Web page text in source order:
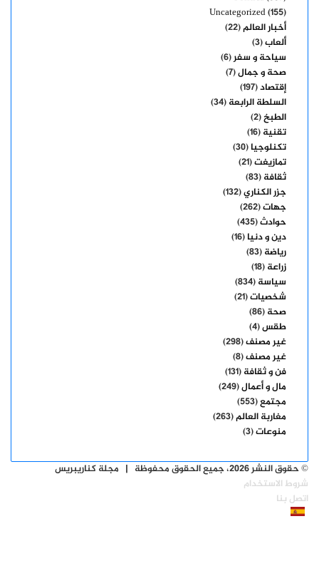
Uncategorized(155)
أخبار العالم(22)
ألعاب(3)
سياحة و سفر(6)
صحة و جمال(7)
إقتصاد(197)
السلطة الرابعة(34)
الطبخ(2)
تقنية(16)
تكنلوجيا(30)
تمازيغت(21)
ثقافة(83)
جزر الكناري(132)
جهات(262)
حوادث(435)
دين و دنيا(16)
رياضة(83)
زراعة(18)
سياسة(834)
شخصيات(21)
صحة(86)
طقس(4)
غير مصنف(298)
غير مصنف(8)
فن و ثقافة(131)
مال و أعمال(249)
مجتمع(553)
مغاربة العالم(263)
منوعات(3)
© حقوق النشر 2026، جميع الحقوق محفوظة | مجلة كناريبريس
شروط الاستخدام
اتصل بنا